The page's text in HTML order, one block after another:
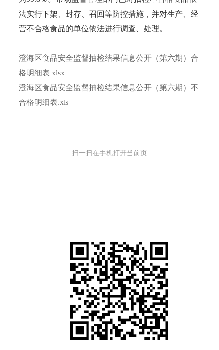
法实行下架、封存、召回等防控措施，并对生产、经
营不合格食品的单位依法进行调查、处理。
澄海区食品安全监督抽检结果信息公开（第六期）合
格明细表.xlsx
澄海区食品安全监督抽检结果信息公开（第六期）不
合格明细表.xls
扫一扫在手机打开当前页